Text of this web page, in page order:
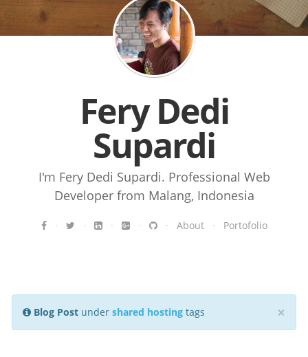
Fery Dedi
Supardi
I'm Fery Dedi Supardi. Professional Web
Developer from Malang, Indonesia
· · · · · About· Portofolio
×
Blog Post under shared hosting tags